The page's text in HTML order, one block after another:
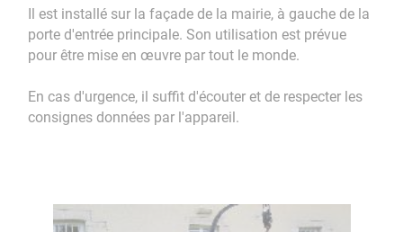
Il est installé sur la façade de la mairie, à gauche de la
porte d'entrée principale. Son utilisation est prévue
pour être mise en œuvre par tout le monde.
En cas d'urgence, il suffit d'écouter et de respecter les
consignes données par l'appareil.